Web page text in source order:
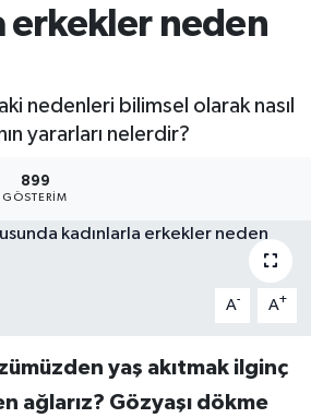
erkekler neden
nedenleri bilimsel olarak nasıl
yararları nelerdir?
899
GÖSTERIM
A- A+
yaş akıtmak ilginç
ağlarız? Gözyaşı dökme
Durumu ve Fikstür